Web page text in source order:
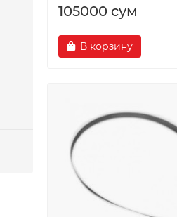
105000 сум
В корзину